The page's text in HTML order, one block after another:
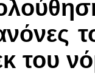
του